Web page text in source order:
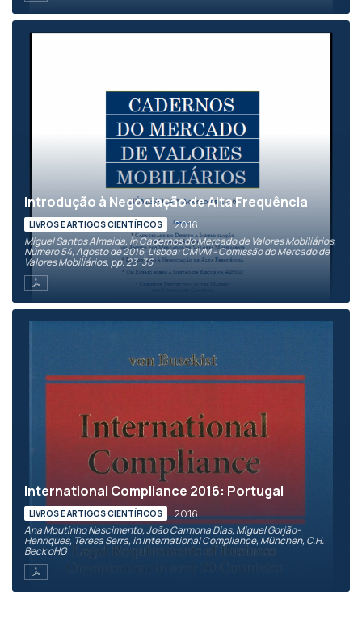
Introdução à Negociação de Alta Frequência
LIVROS E ARTIGOS CIENTÍFICOS 2016
Miguel Santos Almeida, in Cadernos do Mercado de Valores Mobiliários,
Número 54, Agosto de 2016, Lisboa: CMVM - Comissão do Mercado de
Valores Mobiliários, pp. 23-36
International Compliance 2016: Portugal
LIVROS E ARTIGOS CIENTÍFICOS 2016
Ana Moutinho Nascimento, João Carmona Dias, Miguel Gorjão-
Henriques, Teresa Serra, in International Compliance, München, C.H.
Beck oHG